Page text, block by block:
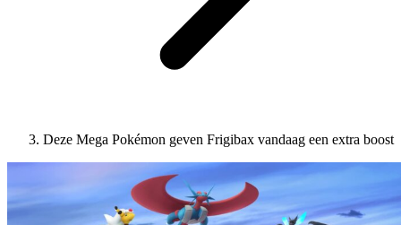
Deze Mega Pokémon geven Frigibax vandaag een extra boost